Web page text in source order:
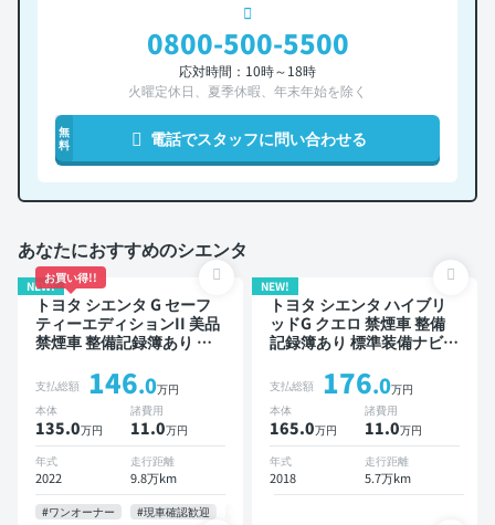
0800-500-5500
応対時間：10時～18時
火曜定休日、夏季休暇、年末年始を除く
無
料
電話でスタッフに問い合わせる
あなたにおすすめのシエンタ
NEW!
お買い得!!
トヨタ シエンタ G セーフ
ティーエディションII 美品
禁煙車 整備記録簿あり デ
列シート スマートキー
ETC バックモニター ドラ
イブレコーダー 衝突軽減
両側電動スライドドア 7人
乗り
支払総額 146.0万円
本体
135.0万円
諸費用
11.0万円
年式
2022
走行距離
9.8万km
#ワンオーナー #現車確認歓迎
NEW!
トヨタ シエンタ ハイブリ
ッドG クエロ 禁煙車 整備
記録簿あり 標準装備ナビ
ETC バックモニター ドラ
イブレコーダー 衝突軽減
両側電動スライドドア 7人
乗り
支払総額 176.0万円
本体
165.0万円
諸費用
11.0万円
年式
2018
走行距離
5.7万km